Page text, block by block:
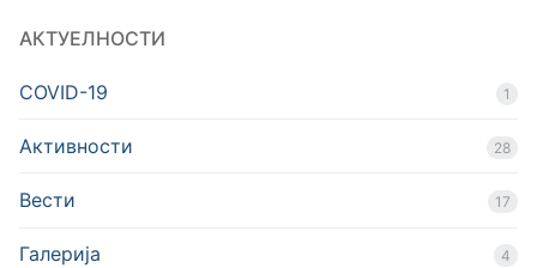
АКТУЕЛНОСТИ
COVID-19 1
Активности 28
Вести 17
Галерија 4